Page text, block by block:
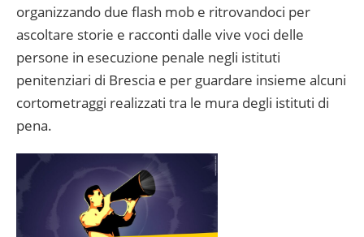
organizzando due flash mob e ritrovandoci per
ascoltare storie e racconti dalle vive voci delle
persone in esecuzione penale negli istituti
penitenziari di Brescia e per guardare insieme alcuni
cortometraggi realizzati tra le mura degli istituti di
pena.